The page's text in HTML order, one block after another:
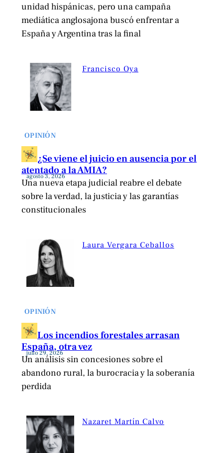
unidad hispánicas, pero una campaña
mediática anglosajona buscó enfrentar a
España y Argentina tras la final
Francisco Oya
OPINIÓN
¿Se viene el juicio en ausencia por el
atentado a la AMIA?
agosto 3, 2026
Una nueva etapa judicial reabre el debate
sobre la verdad, la justicia y las garantías
constitucionales
Laura Vergara Ceballos
OPINIÓN
Los incendios forestales arrasan
España, otra vez
julio 29, 2026
Un análisis sin concesiones sobre el
abandono rural, la burocracia y la soberanía
perdida
Nazaret Martín Calvo